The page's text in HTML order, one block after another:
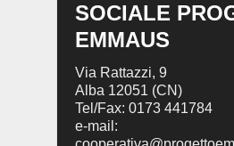
SOCIALE
EMMAUS
Via Rattazzi, 9
Alba 12051 (CN)
Tel/Fax: 0173 441784
e-mail: